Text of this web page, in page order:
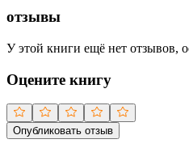
отзывы
У этой книги ещё нет отзывов,
Оцените книгу
Опубликовать отзыв